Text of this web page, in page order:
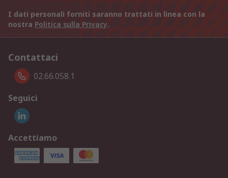
I dati personali forniti saranno trattati in linea con la
nostra Politica sulla Privacy.
Contattaci
02.66.058.1
Seguici
Accettiamo